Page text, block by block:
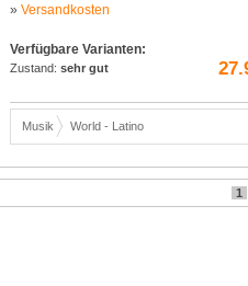
» Versandkosten
Verfügbare Varianten:
Zustand: sehr gut
Musik World - Latino
1